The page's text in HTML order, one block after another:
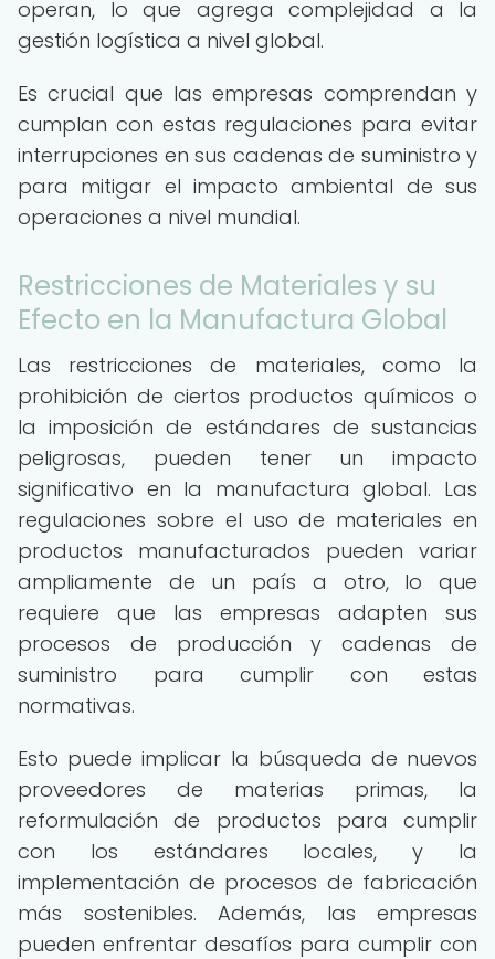
operan, lo que agrega complejidad a la
gestión logística a nivel global.
Es crucial que las empresas comprendan y
cumplan con estas regulaciones para evitar
interrupciones en sus cadenas de suministro y
para mitigar el impacto ambiental de sus
operaciones a nivel mundial.
Restricciones de Materiales y su
Efecto en la Manufactura Global
Las restricciones de materiales, como la
prohibición de ciertos productos químicos o
la imposición de estándares de sustancias
peligrosas, pueden tener un impacto
significativo en la manufactura global. Las
regulaciones sobre el uso de materiales en
productos manufacturados pueden variar
ampliamente de un país a otro, lo que
requiere que las empresas adapten sus
procesos de producción y cadenas de
suministro para cumplir con estas
normativas.
Esto puede implicar la búsqueda de nuevos
proveedores de materias primas, la
reformulación de productos para cumplir
con los estándares locales, y la
implementación de procesos de fabricación
más sostenibles. Además, las empresas
pueden enfrentar desafíos para cumplir con